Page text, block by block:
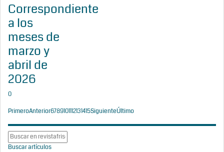
Correspondiente
a los
meses de
marzo y
abril de
2026
0
PrimeroAnterior6789101112131415SiguienteÚltimo
Buscar artículos